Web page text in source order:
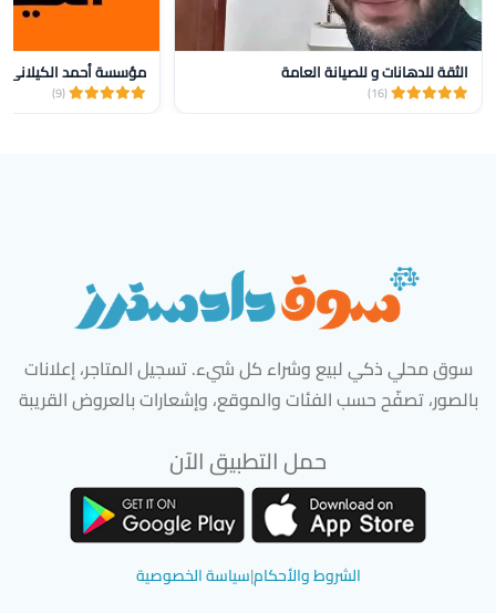
الثقة للدهانات و للصيانة العامة
(16)
(9)
سوق محلي ذكي لبيع وشراء كل شيء. تسجيل المتاجر، إعلانات
بالصور، تصفّح حسب الفئات والموقع، وإشعارات بالعروض القريبة
حمل التطبيق الآن
الشروط والأحكام|سياسة الخصوصية